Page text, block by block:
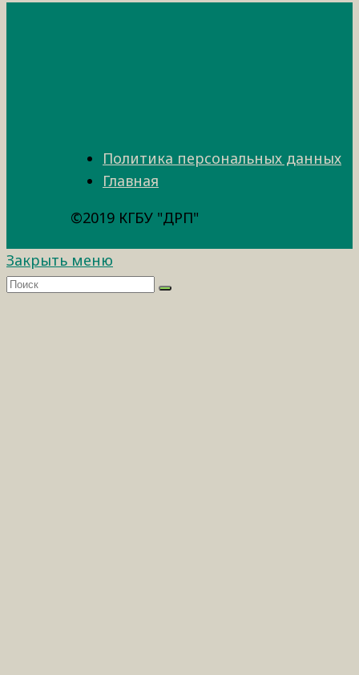
Политика персональных данных
Главная
©2019 КГБУ "ДРП"
Закрыть меню